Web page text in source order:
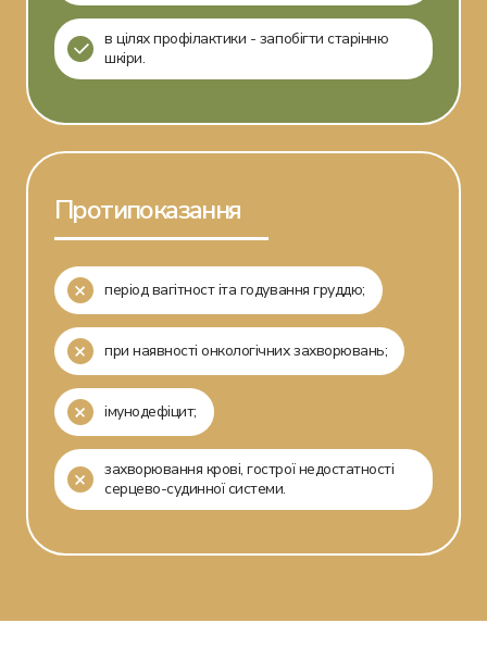
в цілях профілактики - запобігти старінню
шкіри.
Протипоказання
період вагітност іта годування груддю;
при наявності онкологічних захворювань;
імунодефіцит;
захворювання крові, гострої недостатності
серцево-судинної системи.